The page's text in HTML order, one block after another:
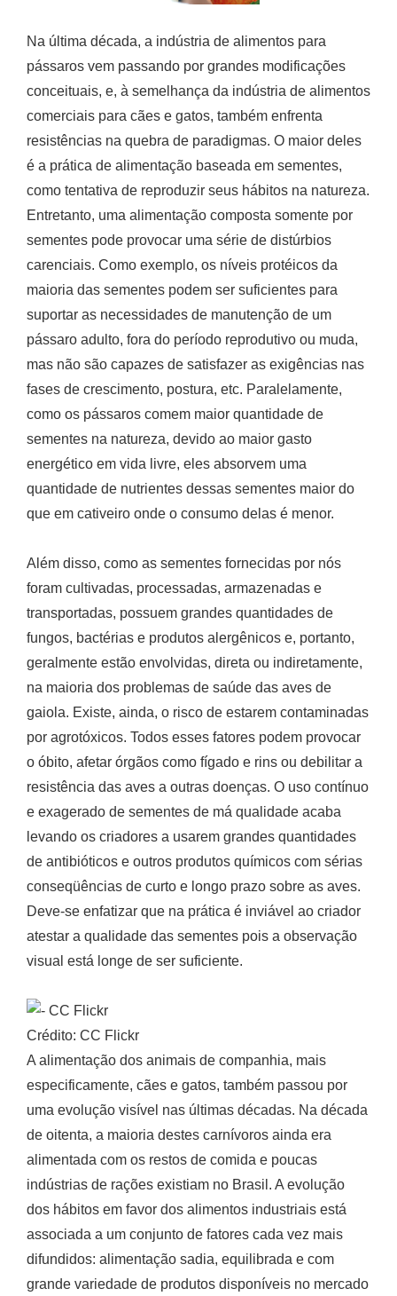
Na última década, a indústria de alimentos para
pássaros vem passando por grandes modificações
conceituais, e, à semelhança da indústria de alimentos
comerciais para cães e gatos, também enfrenta
resistências na quebra de paradigmas. O maior deles
é a prática de alimentação baseada em sementes,
como tentativa de reproduzir seus hábitos na natureza.
Entretanto, uma alimentação composta somente por
sementes pode provocar uma série de distúrbios
carenciais. Como exemplo, os níveis protéicos da
maioria das sementes podem ser suficientes para
suportar as necessidades de manutenção de um
pássaro adulto, fora do período reprodutivo ou muda,
mas não são capazes de satisfazer as exigências nas
fases de crescimento, postura, etc. Paralelamente,
como os pássaros comem maior quantidade de
sementes na natureza, devido ao maior gasto
energético em vida livre, eles absorvem uma
quantidade de nutrientes dessas sementes maior do
que em cativeiro onde o consumo delas é menor.
Além disso, como as sementes fornecidas por nós
foram cultivadas, processadas, armazenadas e
transportadas, possuem grandes quantidades de
fungos, bactérias e produtos alergênicos e, portanto,
geralmente estão envolvidas, direta ou indiretamente,
na maioria dos problemas de saúde das aves de
gaiola. Existe, ainda, o risco de estarem contaminadas
por agrotóxicos. Todos esses fatores podem provocar
o óbito, afetar órgãos como fígado e rins ou debilitar a
resistência das aves a outras doenças. O uso contínuo
e exagerado de sementes de má qualidade acaba
levando os criadores a usarem grandes quantidades
de antibióticos e outros produtos químicos com sérias
conseqüências de curto e longo prazo sobre as aves.
Deve-se enfatizar que na prática é inviável ao criador
atestar a qualidade das sementes pois a observação
visual está longe de ser suficiente.
Crédito: CC Flickr
A alimentação dos animais de companhia, mais
especificamente, cães e gatos, também passou por
uma evolução visível nas últimas décadas. Na década
de oitenta, a maioria destes carnívoros ainda era
alimentada com os restos de comida e poucas
indústrias de rações existiam no Brasil. A evolução
dos hábitos em favor dos alimentos industriais está
associada a um conjunto de fatores cada vez mais
difundidos: alimentação sadia, equilibrada e com
grande variedade de produtos disponíveis no mercado